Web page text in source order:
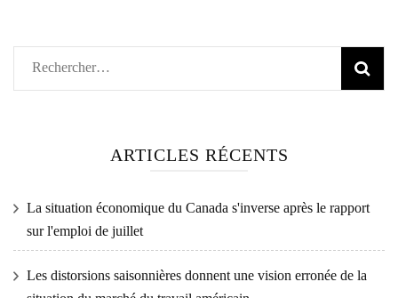
Rechercher :
ARTICLES RÉCENTS
La situation économique du Canada s'inverse après le rapport
sur l'emploi de juillet
Les distorsions saisonnières donnent une vision erronée de la